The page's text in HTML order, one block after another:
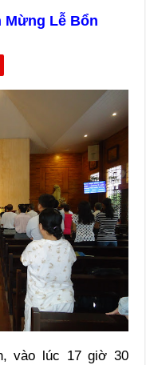
Mừng Lễ Bổn
vào lúc 17 giờ 30